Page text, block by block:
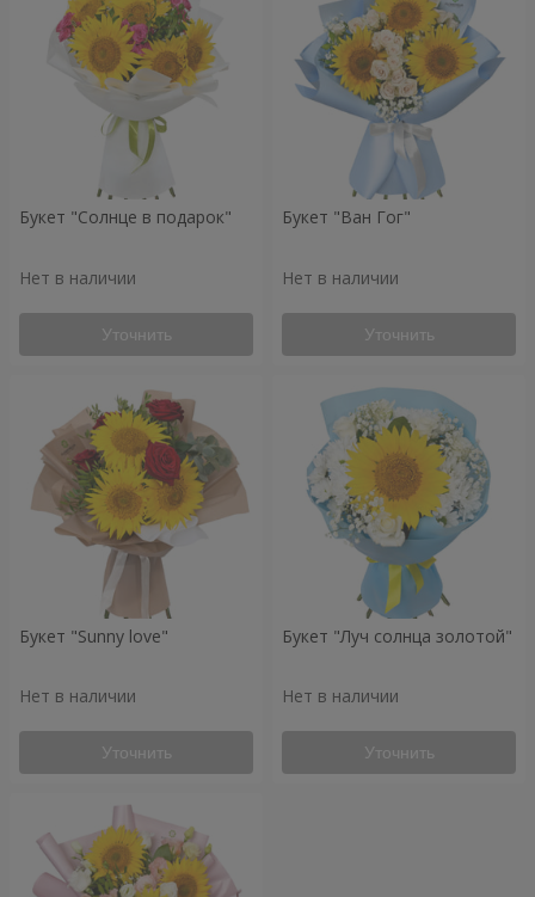
Букет "Солнце в подарок"
Нет в наличии
Уточнить
Букет "Ван Гог"
Нет в наличии
Уточнить
Букет "Sunny love"
Нет в наличии
Уточнить
Букет "Луч солнца золотой"
Нет в наличии
Уточнить